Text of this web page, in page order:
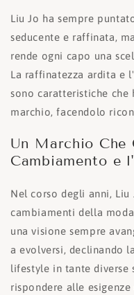
Liu Jo ha sempre
seducente e raffinata,
rende ogni capo una
La raffinatezza ardita e
sono caratteristiche
marchio, facendolo
Un Marchio Che
Cambiamento e
Nel corso degli anni,
cambiamenti della
una visione sempre
a evolversi, declinando
lifestyle in tante diverse
rispondere alle